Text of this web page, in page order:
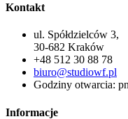
Kontakt
ul. Spółdzielców 3,
30-682 Kraków
+48 512 30 88 78
biuro@studiowf.pl
Godziny otwarcia:
Informacje